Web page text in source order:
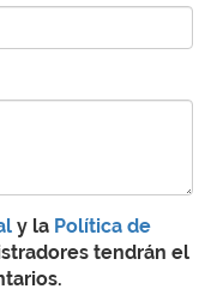
y la Política de
tendrán el